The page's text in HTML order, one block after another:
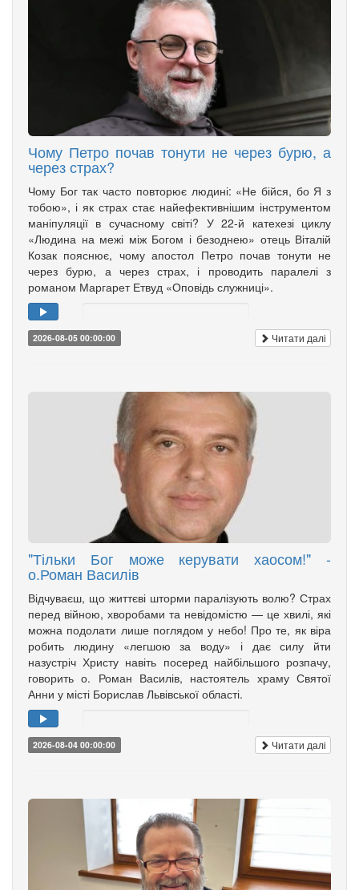
Чому Петро почав тонути не через бурю, а
через страх?
Чому Бог так часто повторює людині: «Не бійся, бо Я з
тобою», і як страх стає найефективнішим інструментом
маніпуляції в сучасному світі? У 22-й катехезі циклу
«Людина на межі між Богом і безоднею» отець Віталій
Козак пояснює, чому апостол Петро почав тонути не
через бурю, а через страх, і проводить паралелі з
романом Маргарет Етвуд «Оповідь служниці».
2026-08-05 00:00:00 Читати далі
"Тільки Бог може керувати хаосом!" -
о.Роман Василів
Відчуваєш, що життєві шторми паралізують волю? Страх
перед війною, хворобами та невідомістю — це хвилі, які
можна подолати лише поглядом у небо! Про те, як віра
робить людину «легшою за воду» і дає силу йти
назустріч Христу навіть посеред найбільшого розпачу,
говорить о. Роман Василів, настоятель храму Святої
Анни у місті Борислав Львівської області.
2026-08-04 00:00:00 Читати далі